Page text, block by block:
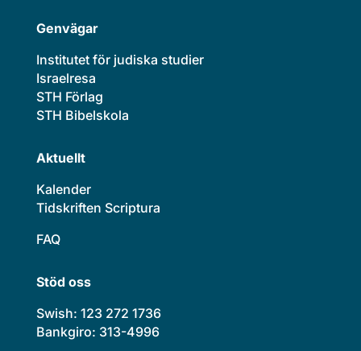
Genvägar
Institutet för judiska studier
Israelresa
STH Förlag
STH Bibelskola
Aktuellt
Kalender
Tidskriften Scriptura
FAQ
Stöd oss
Swish: 123 272 1736
Bankgiro: 313-4996